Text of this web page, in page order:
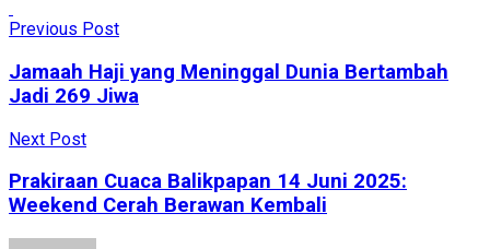
Previous Post
Jamaah Haji yang Meninggal Dunia Bertambah
Jadi 269 Jiwa
Next Post
Prakiraan Cuaca Balikpapan 14 Juni 2025:
Weekend Cerah Berawan Kembali